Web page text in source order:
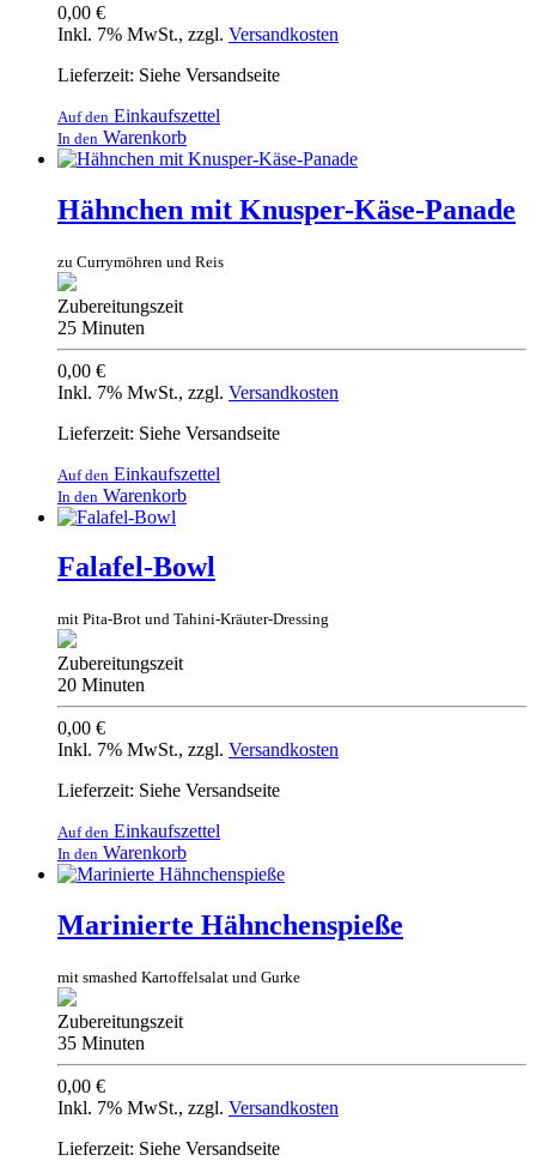
0,00 €
Inkl. 7% MwSt., zzgl. Versandkosten
Lieferzeit: Siehe Versandseite
Auf den Einkaufszettel
In den Warenkorb
Hähnchen mit Knusper-Käse-Panade
zu Currymöhren und Reis
Zubereitungszeit
25 Minuten
0,00 €
Inkl. 7% MwSt., zzgl. Versandkosten
Lieferzeit: Siehe Versandseite
Auf den Einkaufszettel
In den Warenkorb
Falafel-Bowl
mit Pita-Brot und Tahini-Kräuter-Dressing
Zubereitungszeit
20 Minuten
0,00 €
Inkl. 7% MwSt., zzgl. Versandkosten
Lieferzeit: Siehe Versandseite
Auf den Einkaufszettel
In den Warenkorb
Marinierte Hähnchenspieße
mit smashed Kartoffelsalat und Gurke
Zubereitungszeit
35 Minuten
0,00 €
Inkl. 7% MwSt., zzgl. Versandkosten
Lieferzeit: Siehe Versandseite